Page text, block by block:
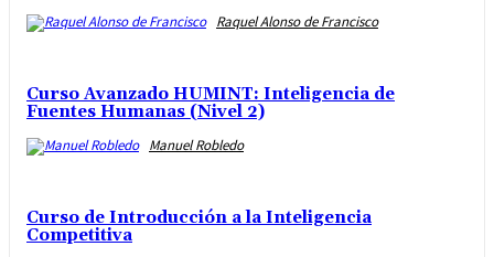
Raquel Alonso de Francisco
Curso Avanzado HUMINT: Inteligencia de
Fuentes Humanas (Nivel 2)
Manuel Robledo
Curso de Introducción a la Inteligencia
Competitiva